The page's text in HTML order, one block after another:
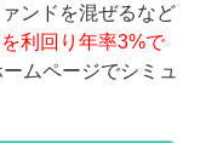
ンドを混ぜるなど
利回り年率3%で
ムページでシミュ